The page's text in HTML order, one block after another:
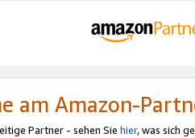
am Amazon-
Partner - sehen Sie hier, was sich